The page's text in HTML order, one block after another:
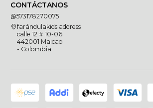
CONTÁCTANOS
573178270075
farándulakids address
calle 12 # 10-06
442001 Maicao
- Colombia